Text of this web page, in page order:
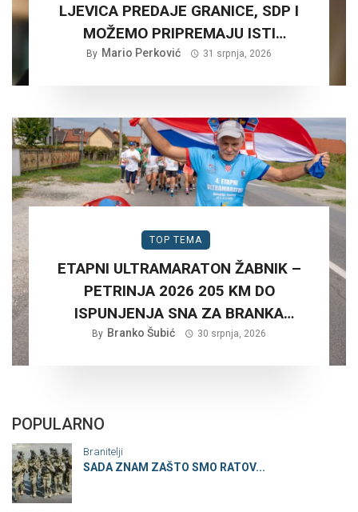
LJEVICA PREDAJE GRANICE, SDP I
MOŽEMO PRIPREMAJU ISTI
SCENARIJ ZA HRVATSKU….
By Mario Perković 31 srpnja, 2026
TOP TEMA
ETAPNI ULTRAMARATON ŽABNIK –
PETRINJA 2026 205 KM DO
ISPUNJENJA SNA ZA BRANKA
ŠUBIĆA…
By Branko Šubić 30 srpnja, 2026
POPULARNO
Branitelji
SADA ZNAM ZAŠTO SMO RATOV...